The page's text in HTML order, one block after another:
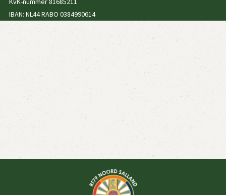
IBAN: NL44 RABO 0384990614